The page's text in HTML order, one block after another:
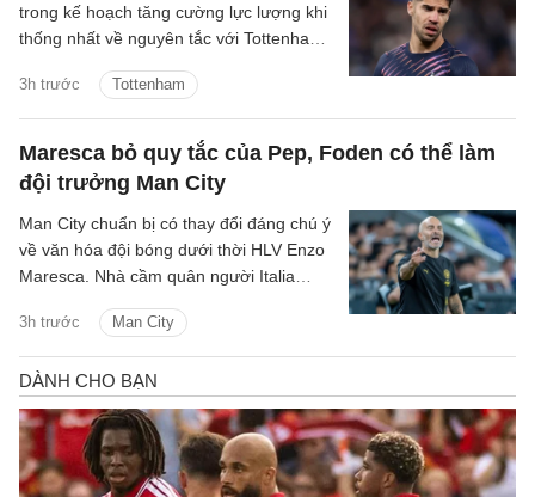
3h trước Tottenham
trong kế hoạch tăng cường lực lượng khi
thống nhất về nguyên tắc với Tottenham
Maresca bỏ quy tắc của Pep, Foden có thể làm
đội trưởng Man City
3h trước Man City
Man City chuẩn bị có thay đổi đáng chú ý
về văn hóa đội bóng dưới thời HLV Enzo
Maresca. Nhà cầm quân người Italia
chọn đội trưởng từng được Pep
Guardiola duy trì trong nhiều năm.